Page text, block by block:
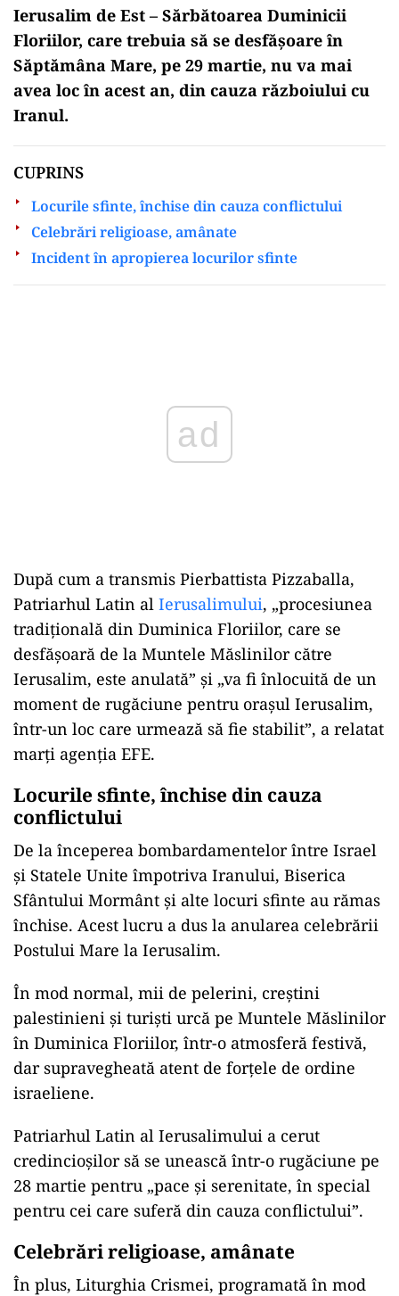
Ierusalim de Est – Sărbătoarea Duminicii
Floriilor, care trebuia să se desfășoare în
Săptămâna Mare, pe 29 martie, nu va mai
avea loc în acest an, din cauza războiului cu
Iranul.
CUPRINS
Locurile sfinte, închise din cauza conflictului
Celebrări religioase, amânate
Incident în apropierea locurilor sfinte
După cum a transmis Pierbattista Pizzaballa,
Patriarhul Latin al Ierusalimului, „procesiunea
tradiţională din Duminica Floriilor, care se
desfăşoară de la Muntele Măslinilor către
Ierusalim, este anulată” și „va fi înlocuită de un
moment de rugăciune pentru oraşul Ierusalim,
într-un loc care urmează să fie stabilit”, a relatat
marți agenția EFE.
Locurile sfinte, închise din cauza
conflictului
De la începerea bombardamentelor între Israel
și Statele Unite împotriva Iranului, Biserica
Sfântului Mormânt și alte locuri sfinte au rămas
închise. Acest lucru a dus la anularea celebrării
Postului Mare la Ierusalim.
În mod normal, mii de pelerini, creștini
palestinieni și turiști urcă pe Muntele Măslinilor
în Duminica Floriilor, într-o atmosferă festivă,
dar supravegheată atent de forțele de ordine
israeliene.
Patriarhul Latin al Ierusalimului a cerut
credincioșilor să se unească într-o rugăciune pe
28 martie pentru „pace şi serenitate, în special
pentru cei care suferă din cauza conflictului”.
Celebrări religioase, amânate
În plus, Liturghia Crismei, programată în mod